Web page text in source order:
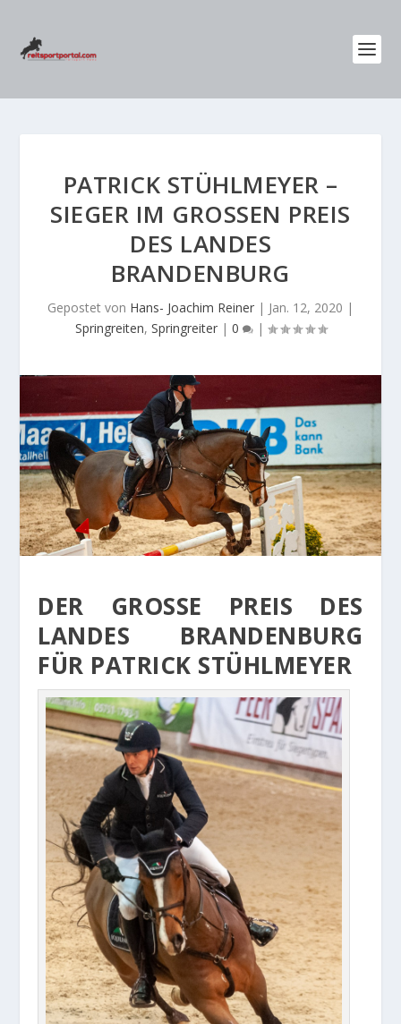
PATRICK STÜHLMEYER –
SIEGER IM GROSSEN PREIS D
ES LANDES B
RANDENBURG
Gepostet von Hans- Joachim Reiner | Jan. 12, 2020 |
Springreiten, Springreiter| 0 |
DER GROSSE PREIS DES L
ANDES BRANDENBURG F
ÜR PATRICK STÜHLMEYER